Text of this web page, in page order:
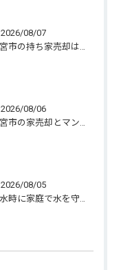
2026/08/07
西宮市の持ち家売却は公開前メモで暮らしを守る
2026/08/06
西宮市の家売却とマンション売却は紙へ書く三つの線引きから
2026/08/05
断水時に家庭で水を守る備えと生活の工夫